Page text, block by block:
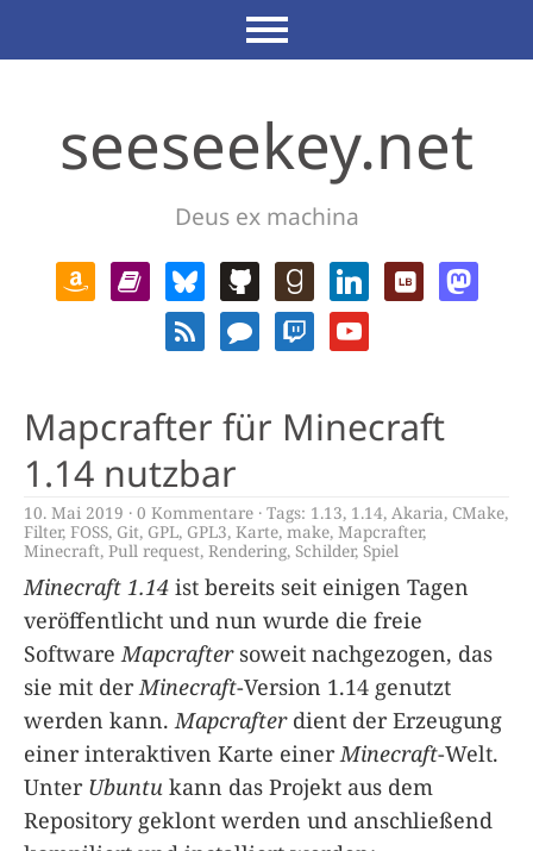
seeseekey.net
Deus ex machina
Mapcrafter für Minecraft
1.14 nutzbar
10. Mai 2019 0 Kommentare Tags: 1.13, 1.14, Akaria, CMake,
Filter, FOSS, Git, GPL, GPL3, Karte, make, Mapcrafter,
Minecraft, Pull request, Rendering, Schilder, Spiel
Minecraft 1.14 ist bereits seit einigen Tagen
veröffentlicht und nun wurde die freie
Software Mapcraftersoweit nachgezogen, das
sie mit der Minecraft-Version 1.14 genutzt
werden kann. Mapcrafterdient der Erzeugung
einer interaktiven Karte einer Minecraft-Welt.
Unter Ubuntu kann das Projekt aus dem
Repository geklont werden und anschließend